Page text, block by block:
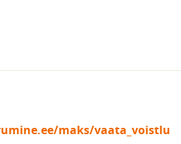
maks/vaata_voistlu